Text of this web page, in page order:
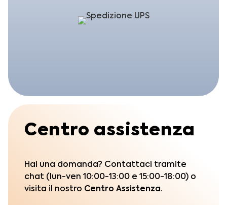
Centro assistenza
Hai una domanda? Contattaci tramite
chat (lun-ven 10:00-13:00 e 15:00-18:00) o
visita il nostro Centro Assistenza.